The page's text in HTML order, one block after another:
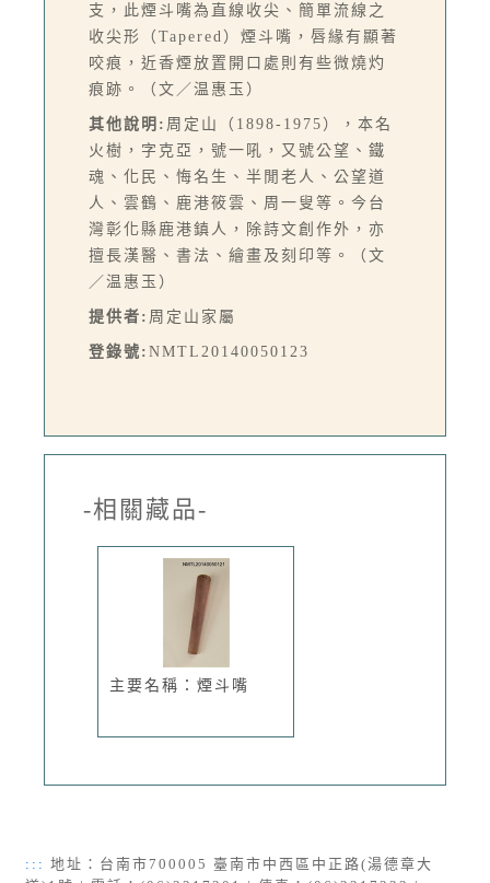
支，此煙斗嘴為直線收尖、簡單流線之
收尖形（Tapered）煙斗嘴，唇緣有顯著
咬痕，近香煙放置開口處則有些微燒灼
痕跡。（文／温惠玉）
其他說明: 周定山（1898-1975），本名
火樹，字克亞，號一吼，又號公望、鐵
魂、化民、悔名生、半閒老人、公望道
人、雲鶴、鹿港筱雲、周一叟等。今台
灣彰化縣鹿港鎮人，除詩文創作外，亦
擅長漢醫、書法、繪畫及刻印等。（文
／温惠玉）
提供者: 周定山家屬
登錄號: NMTL20140050123
-相關藏品-
主要名稱：煙斗嘴
::: 地址：台南市700005 臺南市中西區中正路(湯德章大